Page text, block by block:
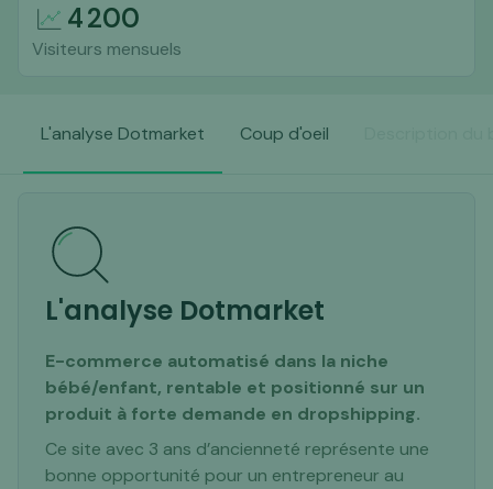
4 200
Visiteurs mensuels
L'analyse Dotmarket Coup d'oeil
L'analyse Dotmarket
E-commerce automatisé dans la niche
bébé/enfant, rentable et positionné sur un
produit à forte demande en dropshipping.
Ce site avec 3 ans d’ancienneté représente une
bonne opportunité pour un entrepreneur au